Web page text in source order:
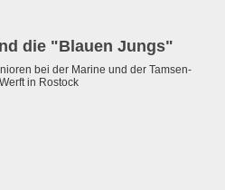
die "Blauen Jungs"
bei der Marine und der Tamsen-
in Rostock